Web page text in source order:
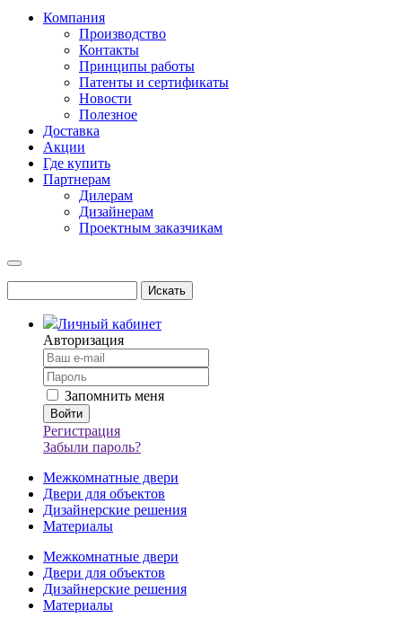
Компания
Производство
Контакты
Принципы работы
Патенты и сертификаты
Новости
Полезное
Доставка
Акции
Где купить
Партнерам
Дилерам
Дизайнерам
Проектным заказчикам
Личный кабинет
Авторизация
Запомнить меня
Регистрация
Забыли пароль?
Межкомнатные двери
Двери для объектов
Дизайнерские решения
Материалы
Межкомнатные двери
Двери для объектов
Дизайнерские решения
Материалы